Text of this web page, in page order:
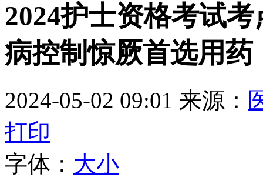
2024护士资格考试
病控制惊厥首选用药
2024-05-02 09:01 来源：
打印
字体： 大小